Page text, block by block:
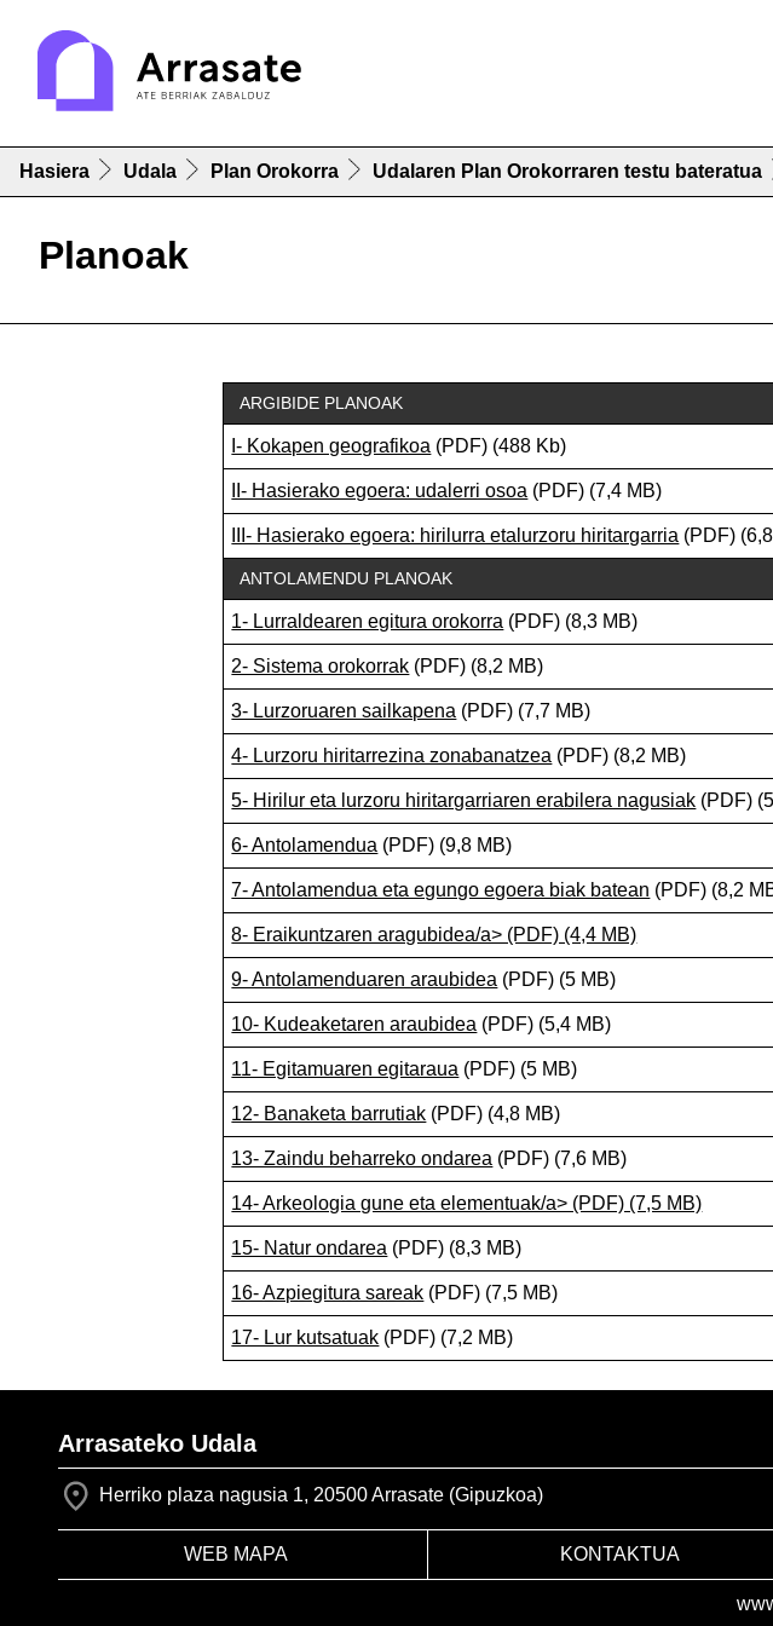
Hasiera Udala Plan Orokorra Udalaren Plan Orokorraren testu bateratua
Planoak
ARGIBIDE PLANOAK
I- Kokapen geografikoa (PDF) (488 Kb)
II- Hasierako egoera: udalerri osoa (PDF) (7,4 MB)
III- Hasierako egoera: hirilurra etalurzoru hiritargarria (PDF)
ANTOLAMENDU PLANOAK
1- Lurraldearen egitura orokorra (PDF) (8,3 MB)
2- Sistema orokorrak (PDF) (8,2 MB)
3- Lurzoruaren sailkapena (PDF) (7,7 MB)
4- Lurzoru hiritarrezina zonabanatzea (PDF) (8,2 MB)
5- Hirilur eta lurzoru hiritargarriaren erabilera nagusiak (PDF)
6- Antolamendua (PDF) (9,8 MB)
7- Antolamendua eta egungo egoera biak batean (PDF) (8,2
8- Eraikuntzaren aragubidea/a> (PDF) (4,4 MB)
9- Antolamenduaren araubidea (PDF) (5 MB)
10- Kudeaketaren araubidea (PDF) (5,4 MB)
11- Egitamuaren egitaraua (PDF) (5 MB)
12- Banaketa barrutiak (PDF) (4,8 MB)
13- Zaindu beharreko ondarea (PDF) (7,6 MB)
14- Arkeologia gune eta elementuak/a> (PDF) (7,5 MB)
15- Natur ondarea (PDF) (8,3 MB)
16- Azpiegitura sareak (PDF) (7,5 MB)
17- Lur kutsatuak (PDF) (7,2 MB)
Arrasateko Udala
Herriko plaza nagusia 1, 20500 Arrasate (Gipuzkoa)
WEB MAPA KONTAKTUA